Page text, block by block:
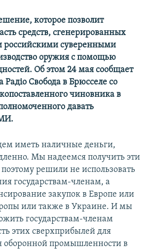
которое позволит
средств, сгенерированных
суверенными
оружия с помощью
Об этом 24 мая сообщает
Радіо Свобода в Брюсселе со
чиновника в
давать
иметь наличные деньги,
Мы надеемся получить эти
решили не использовать
государствам-членам, а
закупок в Европе или
или также в Украине. И мы
государствам-членам
этих сверхприбылей для
оборонной промышленности в